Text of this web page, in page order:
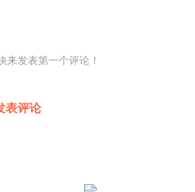
来发表第一个评论！
表评论